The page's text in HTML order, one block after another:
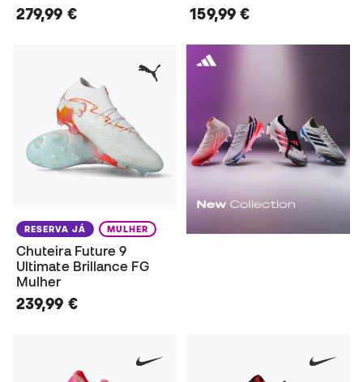
279,99 € 159,99 €
RESERVA JÁ MULHER
Chuteira Future 9
Ultimate Brillance FG
Mulher
239,99 €